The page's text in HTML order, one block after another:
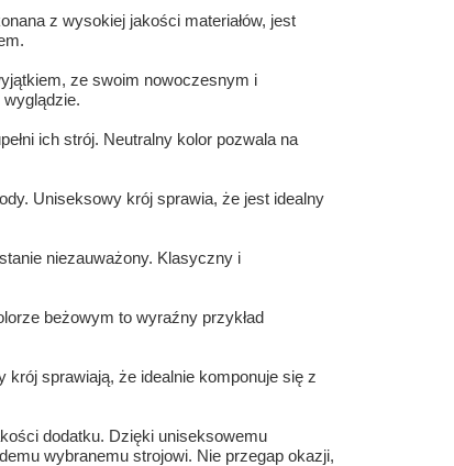
z wysokiej jakości materiałów, jest
ze swoim nowoczesnym i
ich strój. Neutralny kolor pozwala na
Uniseksowy krój sprawia, że jest idealny
niezauważony. Klasyczny i
beżowym to wyraźny przykład
sprawiają, że idealnie komponuje się z
dodatku. Dzięki uniseksowemu
wybranemu strojowi. Nie przegap okazji,